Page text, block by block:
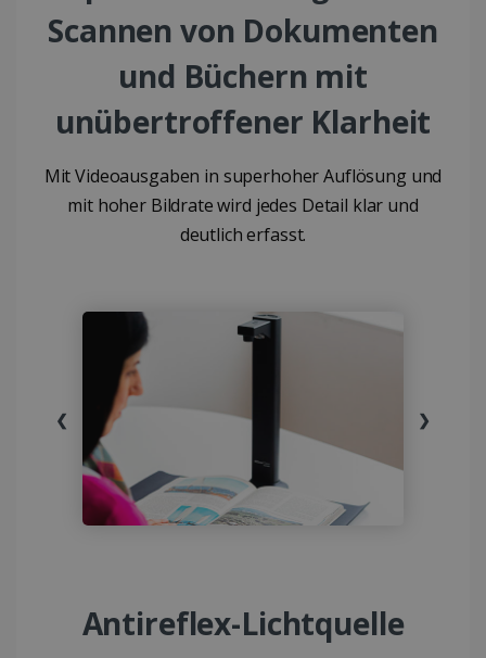
Scannen von Dokumenten
und Büchern mit
unübertroffener Klarheit
Mit Videoausgaben in superhoher Auflösung und
mit hoher Bildrate wird jedes Detail klar und
deutlich erfasst.
❮ ❯
Antireflex-Lichtquelle